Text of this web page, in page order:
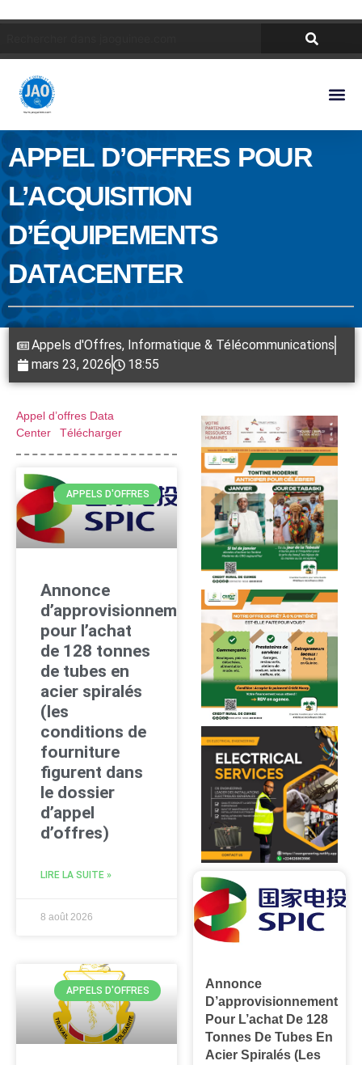
APPEL D’OFFRES POUR
L’ACQUISITION
D’ÉQUIPEMENTS
DATACENTER
Appels d'Offres, Informatique & Télécommunications
mars 23, 2026
18:55
Appel d’offres Data
Center
Télécharger
APPELS D'OFFRES
Annonce
d’approvisionnement
pour l’achat
de 128 tonnes
de tubes en
acier spiralés
(les
conditions de
fourniture
figurent dans
le dossier
d’appel
d’offres)
LIRE LA SUITE »
8 août 2026
APPELS D'OFFRES
Annonce
D’approvisionnement
Pour L’achat De 128
Tonnes De Tubes En
Acier Spiralés (les